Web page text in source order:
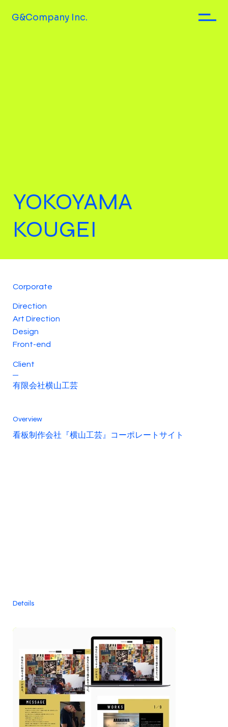
YOKOYAMA
KOUGEI
Corporate
Direction
Art Direction
Design
Front-end
Client
有限会社横山工芸
Overview
看板制作会社『横山工芸』コーポレートサイト
Details
G&Company Inc.